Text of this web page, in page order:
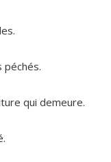
qui demeure.